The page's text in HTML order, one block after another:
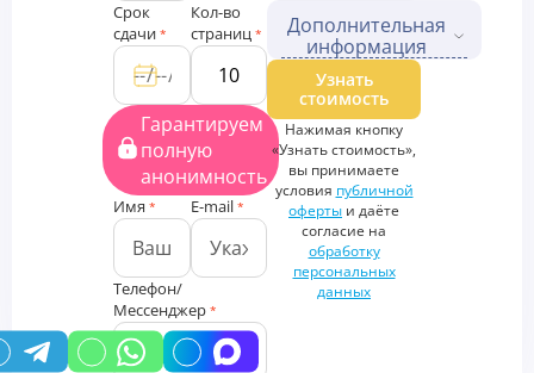
Срок
сдачи *
Кол-во
страниц *
Гарантируем
полную
анонимность
Имя * E-mail *
Телефон/
Мессенджер *
Дополнительная
информация
Дополнительные файлы
Загрузить
файлы
Дополнительная
информация
Узнать
стоимость
Нажимая кнопку
«Узнать стоимость»,
вы принимаете
условия публичной
оферты и даёте
согласие на
обработку
персональных
данных